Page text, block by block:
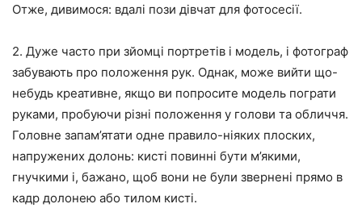
Отже, дивимося: вдалі пози дівчат для фотосесії.
2. Дуже часто при зйомці портретів і модель, і фотограф
забувають про положення рук. Однак, може вийти що-
небудь креативне, якщо ви попросите модель пограти
руками, пробуючи різні положення у голови та обличчя.
Головне запам’ятати одне правило-ніяких плоских,
напружених долонь: кисті повинні бути м’якими,
гнучкими і, бажано, щоб вони не були звернені прямо в
кадр долонею або тилом кисті.